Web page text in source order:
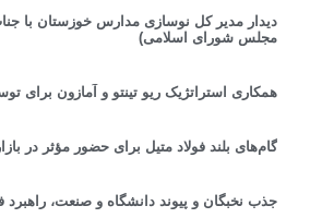
دیدار مدیر کل نوسازی مدارس خوزستان با
مجلس شورای اسلامی)
همکاری استراتژیک ریو تینتو و آمازون برای
گام‌های بلند فولاد متیل برای حضور مؤثر در
جذب نخبگان و پیوند دانشگاه و صنعت، راهبرد